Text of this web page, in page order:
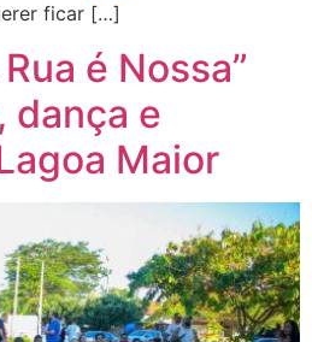
ficar […]
é Nossa”
dança e
Maior